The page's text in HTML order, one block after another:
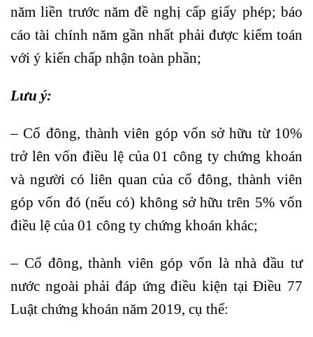
năm liền trước năm đề nghị cấp giấy phép; báo
cáo tài chính năm gần nhất phải được kiểm toán
với ý kiến chấp nhận toàn phần;
Lưu ý:
– Cổ đông, thành viên góp vốn sở hữu từ 10%
trở lên vốn điều lệ của 01 công ty chứng khoán
và người có liên quan của cổ đông, thành viên
góp vốn đó (nếu có) không sở hữu trên 5% vốn
điều lệ của 01 công ty chứng khoán khác;
– Cổ đông, thành viên góp vốn là nhà đầu tư
nước ngoài phải đáp ứng điều kiện tại Điều 77
Luật chứng khoán năm 2019, cụ thể: